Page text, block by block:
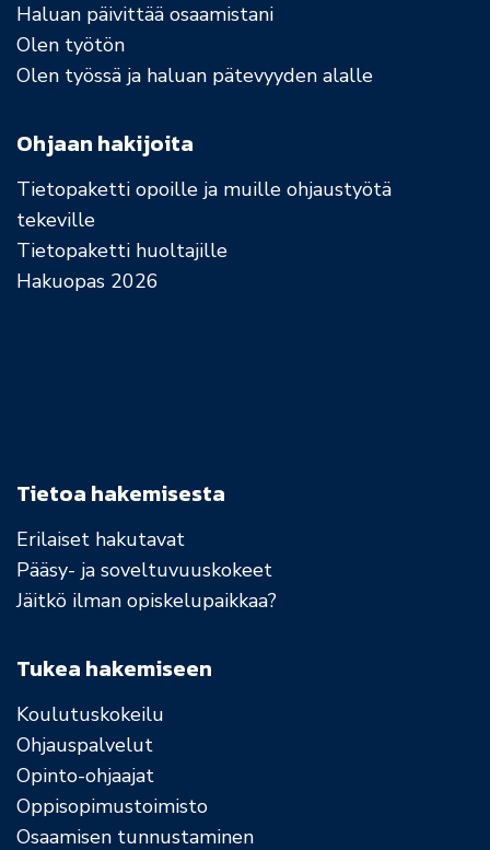
Haluan päivittää osaamistani
Olen työtön
Olen työssä ja haluan pätevyyden alalle
Ohjaan hakijoita
Tietopaketti opoille ja muille ohjaustyötä
tekeville
Tietopaketti huoltajille
Hakuopas 2026
Tietoa hakemisesta
Erilaiset hakutavat
Pääsy- ja soveltuvuuskokeet
Jäitkö ilman opiskelupaikkaa?
Tukea hakemiseen
Koulutuskokeilu
Ohjauspalvelut
Opinto-ohjaajat
Oppisopimustoimisto
Osaamisen tunnustaminen